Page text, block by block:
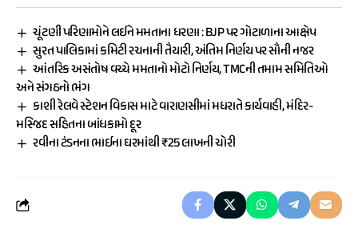
ચૂંટણી પરિણામોને લઈને મમતાના ધરણા : BJP પર ગોટાળાના આક્ષેપ
સુરત પાલિકામાં કમિટી રચનાની તૈયારી, અંતિમ નિર્ણય પર સૌની નજર
આંતરિક અસંતોષ વચ્ચે મમતાનો મોટો નિર્ણય, TMCની તમામ સમિતિઓ
અને સંગઠનો ભંગ
કાશી રેલવે સ્ટેશન વિકાસ માટે વારાણસીમાં મધરાતે કાર્યવાહી, મંદિર-
મસ્જિદ સહિતના બાંધકામો દૂર
રવીના ટંડનના ભાઈના ઘરમાંથી ₹25 લાખની ચોરી